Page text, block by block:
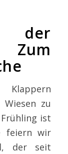
der
Zum
Klappern
zu
ist
feiern wir
der seit